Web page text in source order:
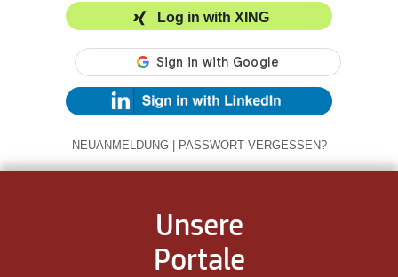
Log in with XING
NEUANMELDUNG | PASSWORT VERGESSEN?
Unsere
Portale